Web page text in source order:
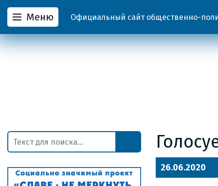
Меню Официальный сайт общественно-
26.06.2020